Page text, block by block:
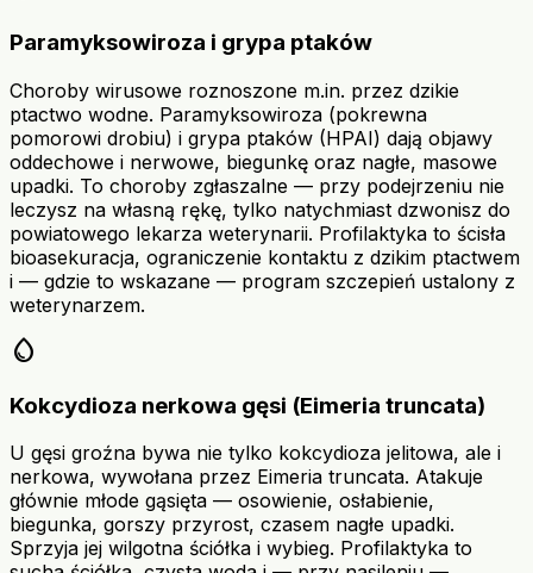
Paramyksowiroza i grypa ptaków
Choroby wirusowe roznoszone m.in. przez dzikie
ptactwo wodne. Paramyksowiroza (pokrewna
pomorowi drobiu) i grypa ptaków (HPAI) dają objawy
oddechowe i nerwowe, biegunkę oraz nagłe, masowe
upadki. To choroby zgłaszalne — przy podejrzeniu nie
leczysz na własną rękę, tylko natychmiast dzwonisz do
powiatowego lekarza weterynarii. Profilaktyka to ścisła
bioasekuracja, ograniczenie kontaktu z dzikim ptactwem
i — gdzie to wskazane — program szczepień ustalony z
weterynarzem.
water_drop
Kokcydioza nerkowa gęsi (Eimeria truncata)
U gęsi groźna bywa nie tylko kokcydioza jelitowa, ale i
nerkowa, wywołana przez Eimeria truncata. Atakuje
głównie młode gąsięta — osowienie, osłabienie,
biegunka, gorszy przyrost, czasem nagłe upadki.
Sprzyja jej wilgotna ściółka i wybieg. Profilaktyka to